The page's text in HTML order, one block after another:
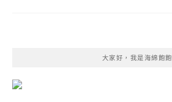
大家好，我是海綿飽飽